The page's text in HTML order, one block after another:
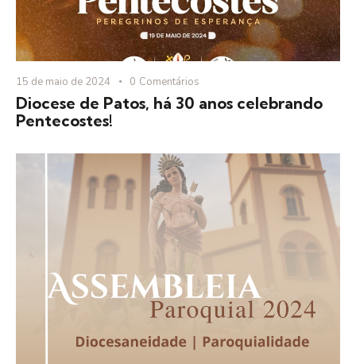
15 de maio de 2024 0 Comentários
Diocese de Patos, há 30 anos celebrando
Pentecostes!